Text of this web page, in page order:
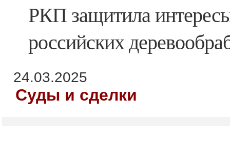
РКП защитила
российских
24.03.2025
Суды и сделки